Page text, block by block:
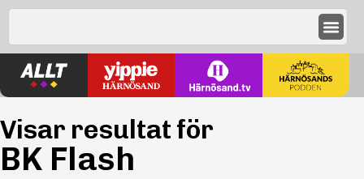
Visar resultat för
BK Flash